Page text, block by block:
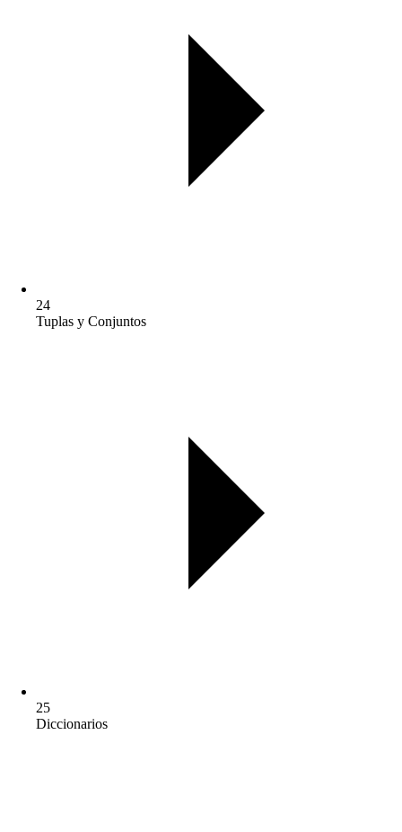
24
Tuplas y Conjuntos
25
Diccionarios